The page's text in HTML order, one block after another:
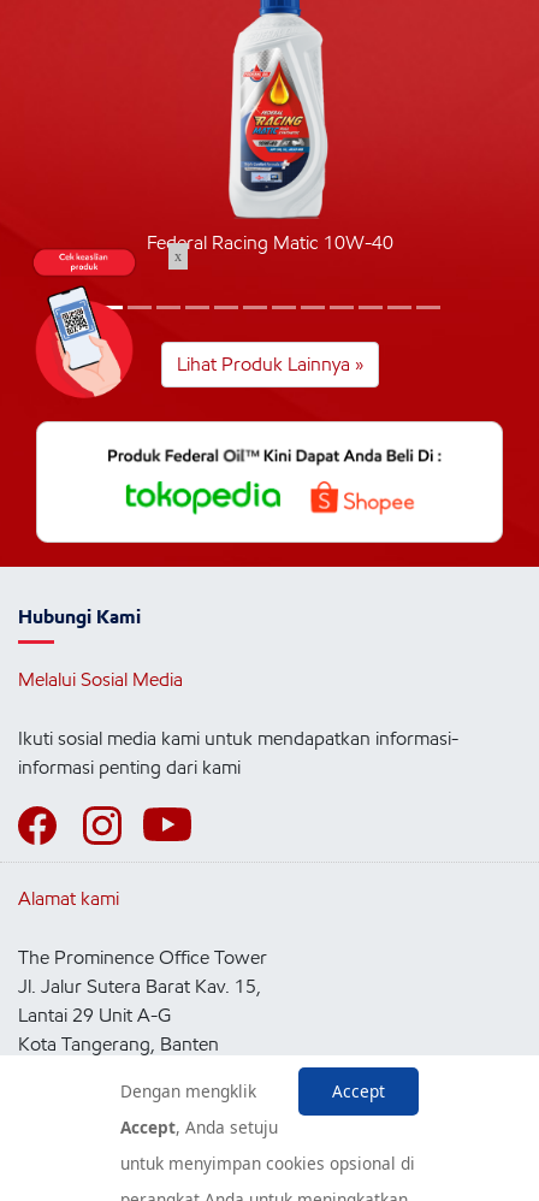
Federal Racing Matic 10W-40
Lihat Produk Lainnya »
Hubungi Kami
Melalui Sosial Media
Ikuti sosial media kami untuk mendapatkan informasi-
informasi penting dari kami
Alamat kami
The Prominence Office Tower
Jl. Jalur Sutera Barat Kav. 15,
Lantai 29 Unit A-G
Kota Tangerang, Banten
Pusat Layanan Konsumen
x
Accept
Dengan mengklik
Accept, Anda setuju
untuk menyimpan cookies opsional di